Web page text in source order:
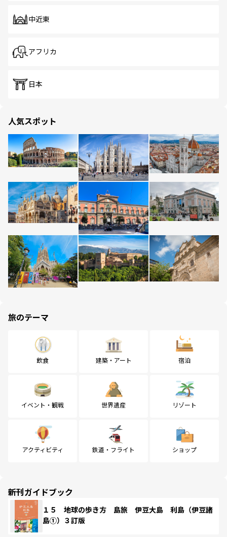
中近東
アフリカ
日本
人気スポット
旅のテーマ
飲食 建築・アート 宿泊
イベント・観戦 世界遺産 リゾート
アクティビティ 鉄道・フライト ショップ
新刊ガイドブック
１５ 地球の歩き方 島旅 伊豆大島 利島（伊豆諸
島①）３訂版